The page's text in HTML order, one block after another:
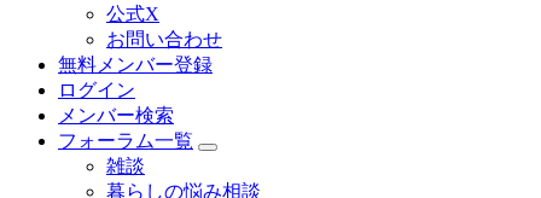
公式X
お問い合わせ
無料メンバー登録
ログイン
メンバー検索
フォーラム一覧
雑談
暮らしの悩み相談